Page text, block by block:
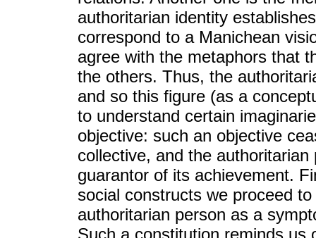
authoritarian identity
correspond to a Manichean
agree with the metaphors that
the others. Thus, the
and so this figure (as a
to understand certain
objective: such an objective
collective, and the
guarantor of its achievement.
social constructs we proceed
authoritarian person as a
Such a constitution reminds